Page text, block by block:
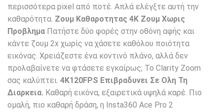
περισσότερα pixel από ποτέ. Απλά ελέγξτε αυτή την
καθαρότητα. Ζουμ Καθαροτητας 4K Ζουμ Χωρις
Προβλημα Πατήστε δύο φορές στην οθόνη αφής και
κάντε ζουμ 2x χωρίς να χάσετε καθόλου ποιότητα
εικόνας. Χρειάζεστε ένα κοντινό πλάνο, αλλά δεν
προλαβαίνετε να φτάσετε εγκαίρως; Το Clarity Zoom
σας καλύπτει. 4K120FPS Επιβραδυνει Σε Ολη Τη
Διαρκεια. Καθαρή εικόνα, εξαιρετικά υψηλά καρέ. Πιο
ομαλή, πιο καθαρή δράση, η Insta360 Ace Pro 2